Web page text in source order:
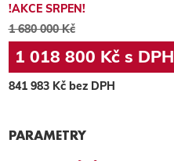
!AKCE SRPEN!
1 680 000 Kč
1 018 800 Kč s DPH
841 983 Kč bez DPH
PARAMETRY